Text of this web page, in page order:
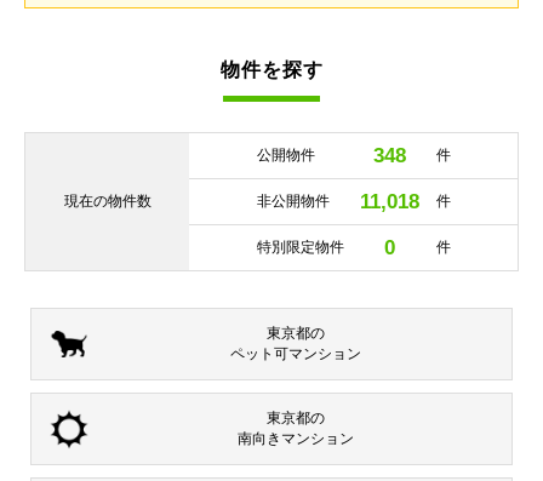
物件を探す
現在の物件数
公開物件 348 件
非公開物件 11,018 件
特別限定物件 0 件
東京都の
ペット可マンション
東京都の
南向き マンション